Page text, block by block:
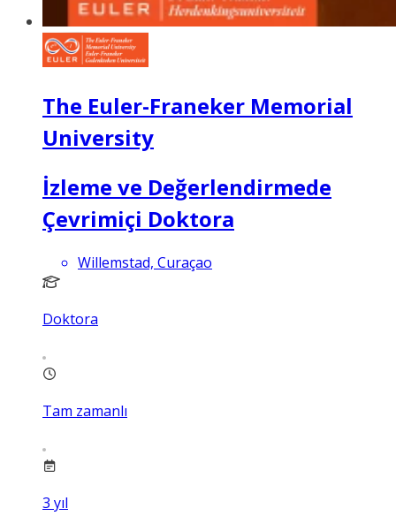
The Euler-Franeker Memorial
University
İzleme ve Değerlendirmede
Çevrimiçi Doktora
Willemstad, Curaçao
Doktora
Tam zamanlı
3 yıl